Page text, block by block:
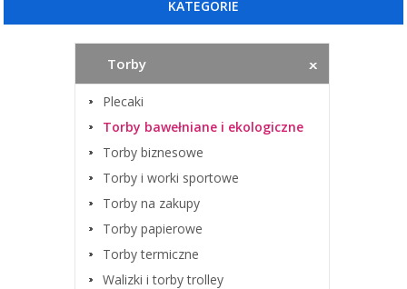
KATEGORIE
Torby
Plecaki
Torby bawełniane i ekologiczne
Torby biznesowe
Torby i worki sportowe
Torby na zakupy
Torby papierowe
Torby termiczne
Walizki i torby trolley